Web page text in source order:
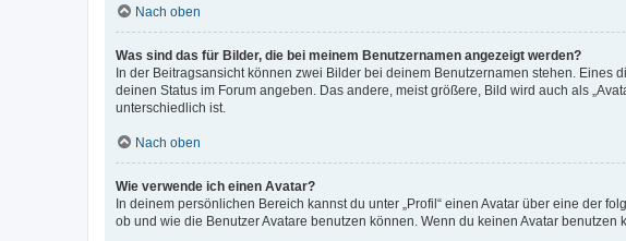
Nach oben
Was sind das für Bilder, die bei meinem Benutzernamen angezeigt werden?
In der Beitragsansicht können zwei Bilder bei deinem Benutzernamen stehen. Eines
deinen Status im Forum angeben. Das andere, meist größere, Bild wird auch als
unterschiedlich ist.
Nach oben
Wie verwende ich einen Avatar?
In deinem persönlichen Bereich kannst du unter „Profil“ einen Avatar über eine der
ob und wie die Benutzer Avatare benutzen können. Wenn du keinen Avatar benutzen